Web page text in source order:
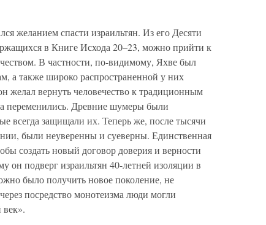
желанием спасти израильтян. Из его Десяти
в Книге Исхода 20–23, можно прийти к
В частности, по-видимому, Яхве был
а также широко распространенной у них
желал вернуть человечество к традиционным
переменились. Древние шумеры были
всегда защищали их. Теперь же, после тысячи
были неуверенны и суеверны. Единственная
создать новый договор доверия и верности
подверг израильтян 40-летней изоляции в
было получить новое поколение, не
посредство монотеизма люди могли
век».